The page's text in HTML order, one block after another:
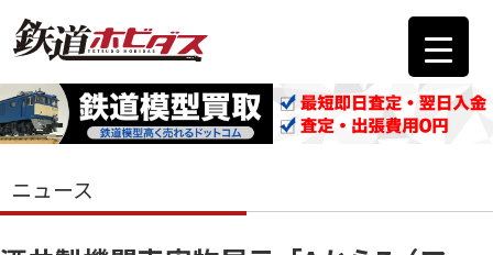
ニュース